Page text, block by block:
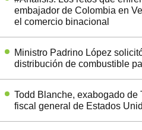
embajador de Colombia en
el comercio binacional
Ministro Padrino López
distribución de combustible
Todd Blanche, exabogado de
fiscal general de Estados